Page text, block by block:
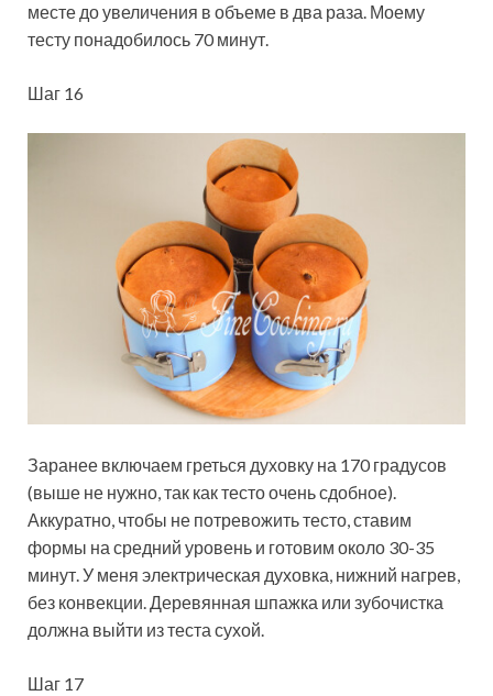
месте до увеличения в объеме в два раза. Моему
тесту понадобилось 70 минут.
Шаг 16
Заранее включаем греться духовку на 170 градусов
(выше не нужно, так как тесто очень сдобное).
Аккуратно, чтобы не потревожить тесто, ставим
формы на средний уровень и готовим около 30-35
минут. У меня электрическая духовка, нижний нагрев,
без конвекции. Деревянная шпажка или зубочистка
должна выйти из теста сухой.
Шаг 17